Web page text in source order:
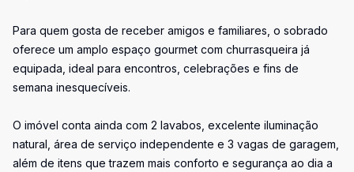
Para quem gosta de receber amigos e familiares, o sobrado
oferece um amplo espaço gourmet com churrasqueira já
equipada, ideal para encontros, celebrações e fins de
semana inesquecíveis.
O imóvel conta ainda com 2 lavabos, excelente iluminação
natural, área de serviço independente e 3 vagas de garagem,
além de itens que trazem mais conforto e segurança ao dia a